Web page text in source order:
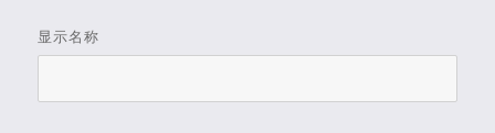
显示名称